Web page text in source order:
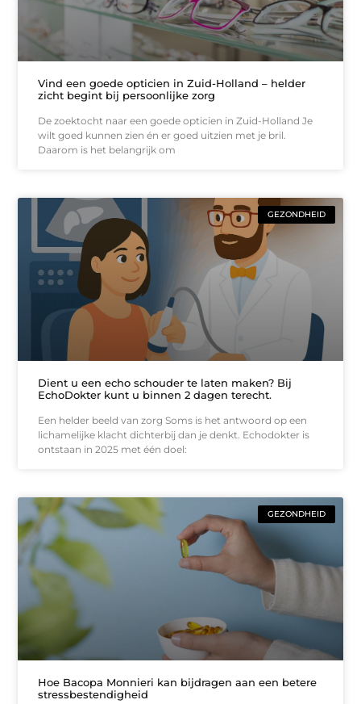
Vind een goede opticien in Zuid-Holland – helder
zicht begint bij persoonlijke zorg
De zoektocht naar een goede opticien in Zuid-Holland Je
wilt goed kunnen zien én er goed uitzien met je bril.
Daarom is het belangrijk om
GEZONDHEID
Dient u een echo schouder te laten maken? Bij
EchoDokter kunt u binnen 2 dagen terecht.
Een helder beeld van zorg Soms is het antwoord op een
lichamelijke klacht dichterbij dan je denkt. Echodokter is
ontstaan in 2025 met één doel:
GEZONDHEID
Hoe Bacopa Monnieri kan bijdragen aan een betere
stressbestendigheid